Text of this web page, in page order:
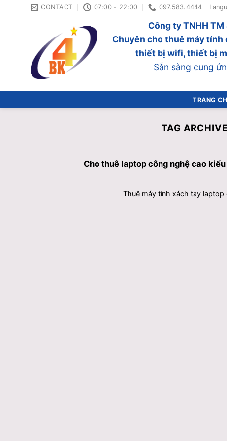
CONTACT 07:00 - 22:00 097.583.4444
Công ty TNHH TM
Chuyên cho thuê máy tính
thiết bị wifi, thiết bị
Sẵn sàng cung
TRANG
TAG
Cho thuê laptop công nghệ cao
Thuê máy tính xách tay